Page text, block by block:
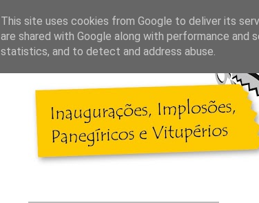
This site uses cookies from Google to deliver its
are shared with Google along with performance
statistics, and to detect and address abuse.